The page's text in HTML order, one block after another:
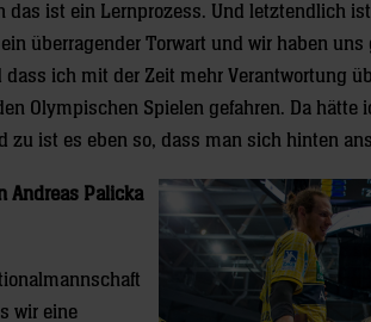
das ist ein Lernprozess. Und letztendlich
überragender Torwart und wir haben
ich mit der Zeit mehr Verantwortung
Olympischen Spielen gefahren. Da hätte
zu ist es eben so, dass man sich hinten
Andreas Palicka
wir eine